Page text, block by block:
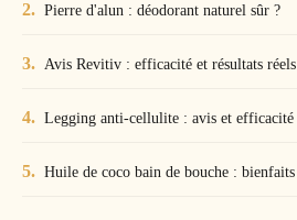
Pierre d'alun : déodorant naturel sûr ?
Avis Revitiv : efficacité et résultats réels
Legging anti-cellulite : avis et efficacité
Huile de coco bain de bouche : bienfaits